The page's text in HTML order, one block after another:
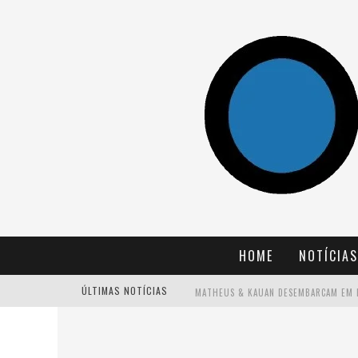
HOME NOTÍCIAS
ÚLTIMAS NOTÍCIAS